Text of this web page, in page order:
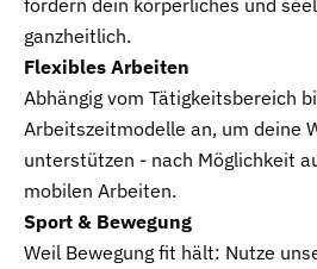
ganzheitlich.​
Flexibles Arbeiten ​
Abhängig vom Tätigkeitsbereich
Arbeitszeitmodelle an, um deine
unterstützen - nach Möglichkeit
mobilen Arbeiten. ​
Sport & Bewegung​
Weil Bewegung fit hält: Nutze